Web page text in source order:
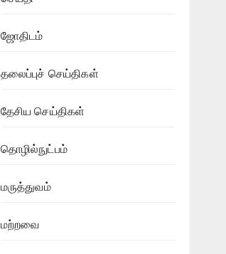
ஜோதிடம்
தலைப்புச் செய்திகள்
தேசிய செய்திகள்
தொழில்நுட்பம்
மருத்துவம்
மற்றவை